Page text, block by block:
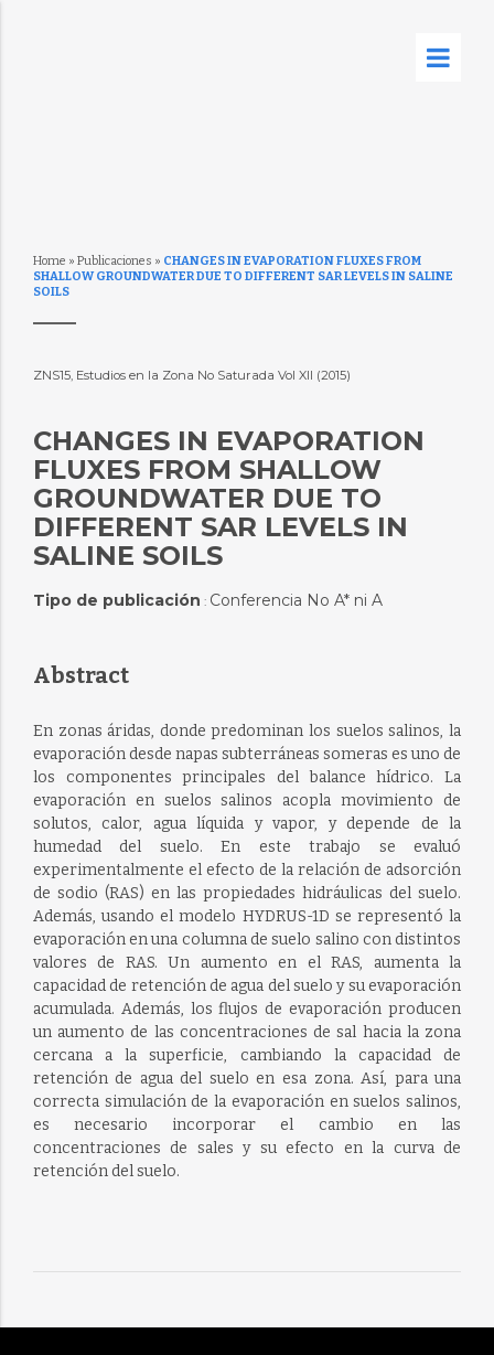
Home » Publicaciones » CHANGES IN EVAPORATION FLUXES FROM
SHALLOW GROUNDWATER DUE TO DIFFERENT SAR LEVELS IN SALINE
SOILS
ZNS15, Estudios en la Zona No Saturada Vol XII (2015)
CHANGES IN EVAPORATION
FLUXES FROM SHALLOW
GROUNDWATER DUE TO
DIFFERENT SAR LEVELS IN
SALINE SOILS
Tipo de publicación : Conferencia No A* ni A
Abstract
En zonas áridas, donde predominan los suelos salinos, la
evaporación desde napas subterráneas someras es uno de
los componentes principales del balance hídrico. La
evaporación en suelos salinos acopla movimiento de
solutos, calor, agua líquida y vapor, y depende de la
humedad del suelo. En este trabajo se evaluó
experimentalmente el efecto de la relación de adsorción
de sodio (RAS) en las propiedades hidráulicas del suelo.
Además, usando el modelo HYDRUS-1D se representó la
evaporación en una columna de suelo salino con distintos
valores de RAS. Un aumento en el RAS, aumenta la
capacidad de retención de agua del suelo y su evaporación
acumulada. Además, los flujos de evaporación producen
un aumento de las concentraciones de sal hacia la zona
cercana a la superficie, cambiando la capacidad de
retención de agua del suelo en esa zona. Así, para una
correcta simulación de la evaporación en suelos salinos,
es necesario incorporar el cambio en las
concentraciones de sales y su efecto en la curva de
retención del suelo.